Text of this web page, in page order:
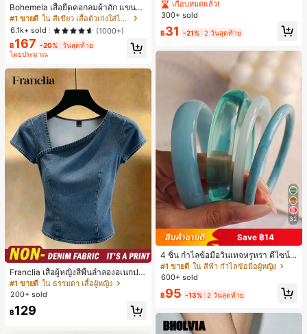
Bohemela เสื้อยืดคอกลมผ้าถัก แขนยา
ว สีเรียบ ใช้งานทั่วไป สำหรับผู้หญิง
#1 ขายดี
ใน สีเขียว เสื้อตัวเก่งใส่ได้ทุกวัน
6.1k+ sold
(1000+)
฿167 -20% วันสุดท้าย
โดยประมาณ
Franclia เสื้อผู้หญิงสีพื้นลำลองอเนกปร
ะสงค์สำหรับใส่ประจำวัน
#1 ขายดี ใน ธรรมดา เสื้อผู้หญิง
200+ sold
฿129
ดหยุ่นสำหรับผู้หญิง, แฟชั่นอเนกประสง
ค์พรีเมียมหรูหราสไตล์มินิมอล ผ้าพันคอ
หรับการออกไปข้างนอกประจำวัน, ลำล
น, การมัดผม, การจัดทรงผม, การแต่งห
น้า, การจับคู่ชุด, อุปกรณ์เสริมประดับผ
#1 ขายดี
เกือบหมดแล้ว!
#1 ขายดี
เกือบหมดแล้ว!
#1 ขายดี
ใน ไม่เป็นทางการ เครื่องประดับผมผู้หญิง
300+ sold
฿31 -21% 2 วันสุดท้าย
32
Save ฿14
4 ชิ้น กำไลข้อมือวินเทจหรูหรา ดีไซน์มิ
นิมอลแฟชั่น เหมาะสำหรับใส่ในชีวิตปร
ะจำวัน อะคริลิก เหมาะสำหรับใส่ในชีวิ
รับผู้หญิง
#1 ขายดี ใน สีฟ้า กำไลข้อมือผู้หญิง
600+ sold
฿95 -13% 2 วันสุดท้าย